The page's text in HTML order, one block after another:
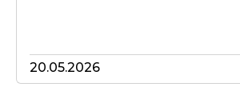
20.05.2026